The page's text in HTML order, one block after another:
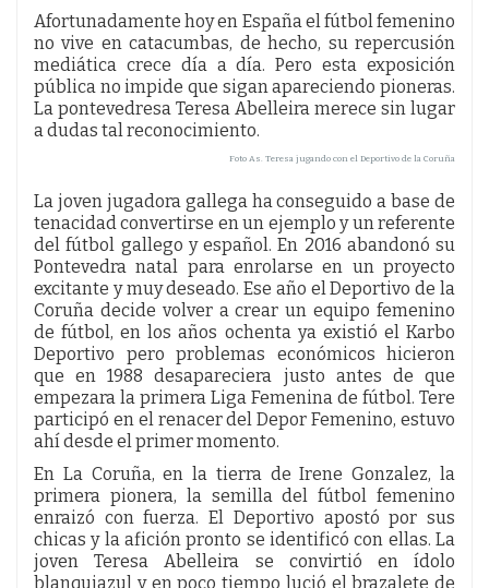
Afortunadamente hoy en España el fútbol femenino
no vive en catacumbas, de hecho, su repercusión
mediática crece día a día. Pero esta exposición
pública no impide que sigan apareciendo pioneras.
La pontevedresa Teresa Abelleira merece sin lugar
a dudas tal reconocimiento.
Foto As. Teresa jugando con el Deportivo de la Coruña
La joven jugadora gallega ha conseguido a base de
tenacidad convertirse en un ejemplo y un referente
del fútbol gallego y español. En 2016 abandonó su
Pontevedra natal para enrolarse en un proyecto
excitante y muy deseado. Ese año el Deportivo de la
Coruña decide volver a crear un equipo femenino
de fútbol, en los años ochenta ya existió el Karbo
Deportivo pero problemas económicos hicieron
que en 1988 desapareciera justo antes de que
empezara la primera Liga Femenina de fútbol. Tere
participó en el renacer del Depor Femenino, estuvo
ahí desde el primer momento.
En La Coruña, en la tierra de Irene Gonzalez, la
primera pionera, la semilla del fútbol femenino
enraizó con fuerza. El Deportivo apostó por sus
chicas y la afición pronto se identificó con ellas. La
joven Teresa Abelleira se convirtió en ídolo
blanquiazul y en poco tiempo lució el brazalete de